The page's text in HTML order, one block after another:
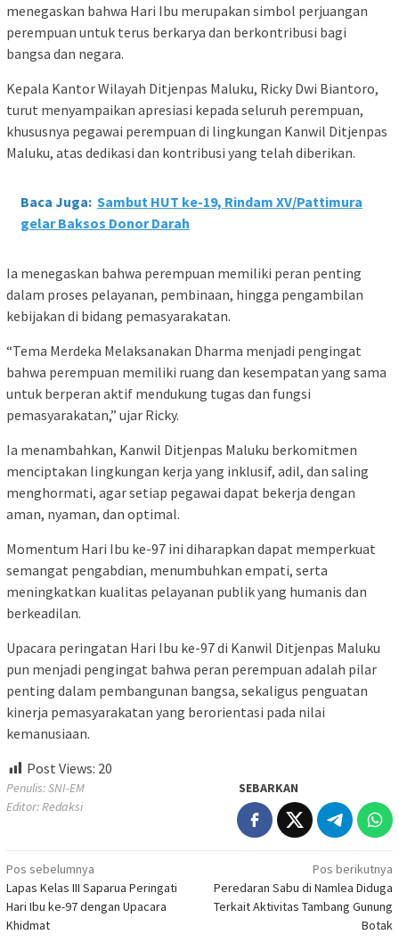
menegaskan bahwa Hari Ibu merupakan simbol perjuangan
perempuan untuk terus berkarya dan berkontribusi bagi
bangsa dan negara.
Kepala Kantor Wilayah Ditjenpas Maluku, Ricky Dwi Biantoro,
turut menyampaikan apresiasi kepada seluruh perempuan,
khususnya pegawai perempuan di lingkungan Kanwil Ditjenpas
Maluku, atas dedikasi dan kontribusi yang telah diberikan.
Baca Juga: Sambut HUT ke-19, Rindam XV/Pattimura
gelar Baksos Donor Darah
Ia menegaskan bahwa perempuan memiliki peran penting
dalam proses pelayanan, pembinaan, hingga pengambilan
kebijakan di bidang pemasyarakatan.
“Tema Merdeka Melaksanakan Dharma menjadi pengingat
bahwa perempuan memiliki ruang dan kesempatan yang sama
untuk berperan aktif mendukung tugas dan fungsi
pemasyarakatan,” ujar Ricky.
Ia menambahkan, Kanwil Ditjenpas Maluku berkomitmen
menciptakan lingkungan kerja yang inklusif, adil, dan saling
menghormati, agar setiap pegawai dapat bekerja dengan
aman, nyaman, dan optimal.
Momentum Hari Ibu ke-97 ini diharapkan dapat memperkuat
semangat pengabdian, menumbuhkan empati, serta
meningkatkan kualitas pelayanan publik yang humanis dan
berkeadilan.
Upacara peringatan Hari Ibu ke-97 di Kanwil Ditjenpas Maluku
pun menjadi pengingat bahwa peran perempuan adalah pilar
penting dalam pembangunan bangsa, sekaligus penguatan
kinerja pemasyarakatan yang berorientasi pada nilai
kemanusiaan.
Post Views: 20
Penulis: SNI-EM
Editor: Redaksi
SEBARKAN
Navigasi
pos
Pos sebelumnya
Lapas Kelas III Saparua Peringati
Hari Ibu ke-97 dengan Upacara
Khidmat
Pos berikutnya
Peredaran Sabu di Namlea Diduga
Terkait Aktivitas Tambang Gunung
Botak